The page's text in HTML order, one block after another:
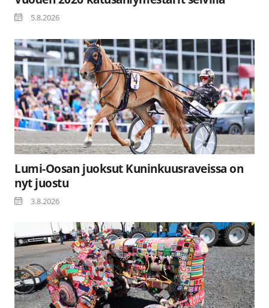
5.8.2026
Lumi-Oosan juoksut Kuninkuusraveissa on
nyt juostu
3.8.2026